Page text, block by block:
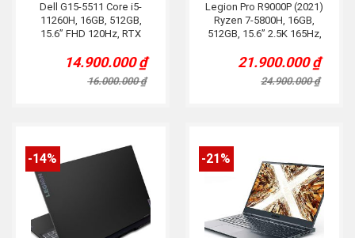
Dell G15-5511 Core i5-
11260H, 16GB, 512GB,
15.6” FHD 120Hz, RTX
16.000.000₫
Original
price
was:
14.900.000₫
Current
price
is:
Legion Pro R9000P (2021)
Ryzen 7-5800H, 16GB,
512GB, 15.6” 2.5K 165Hz,
24.900.000₫
Original
price
was:
21.900.000₫
Current
price
is:
-14% -21%